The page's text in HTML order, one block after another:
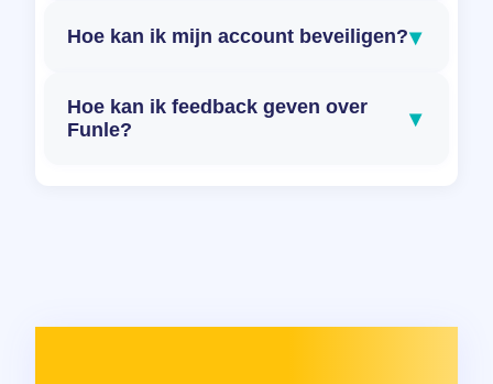
Hoe kan ik mijn account beveiligen?▾
Hoe kan ik feedback geven over
Funle?
▾